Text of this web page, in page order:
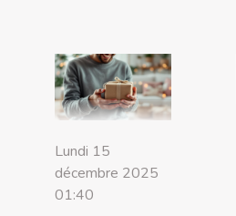
Lundi 15
décembre 2025
01:40